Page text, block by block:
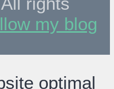
my blog
optimal